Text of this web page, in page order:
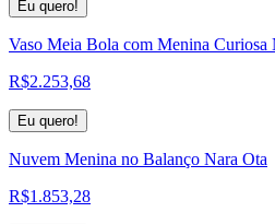
Eu quero!
Vaso Meia Bola com Menina Curiosa
R$2.253,68
Eu quero!
Nuvem Menina no Balanço Nara Ota
R$1.853,28